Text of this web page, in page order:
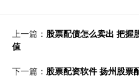
上一篇： 股票配债怎么卖出 把握
值
下一篇： 股票配资软件 扬州股票